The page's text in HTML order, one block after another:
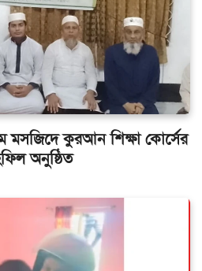
মসজিদে কুরআন শিক্ষা কোর্সের
অনুষ্ঠিত